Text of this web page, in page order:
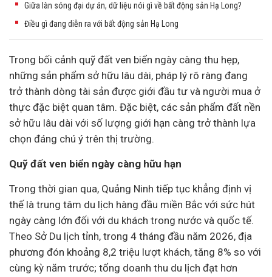
Giữa làn sóng đại dự án, dữ liệu nói gì về bất động sản Hạ Long?
Điều gì đang diễn ra với bất động sản Hạ Long
Trong bối cảnh quỹ đất ven biển ngày càng thu hẹp,
những sản phẩm sở hữu lâu dài, pháp lý rõ ràng đang
trở thành dòng tài sản được giới đầu tư và người mua ở
thực đặc biệt quan tâm. Đặc biệt, các sản phẩm đất nền
sở hữu lâu dài với số lượng giới hạn càng trở thành lựa
chọn đáng chú ý trên thị trường.
Quỹ đất ven biển ngày càng hữu hạn
Trong thời gian qua, Quảng Ninh tiếp tục khẳng định vị
thế là trung tâm du lịch hàng đầu miền Bắc với sức hút
ngày càng lớn đối với du khách trong nước và quốc tế.
Theo Sở Du lịch tỉnh, trong 4 tháng đầu năm 2026, địa
phương đón khoảng 8,2 triệu lượt khách, tăng 8% so với
cùng kỳ năm trước; tổng doanh thu du lịch đạt hơn